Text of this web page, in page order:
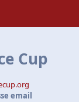
Cup
email